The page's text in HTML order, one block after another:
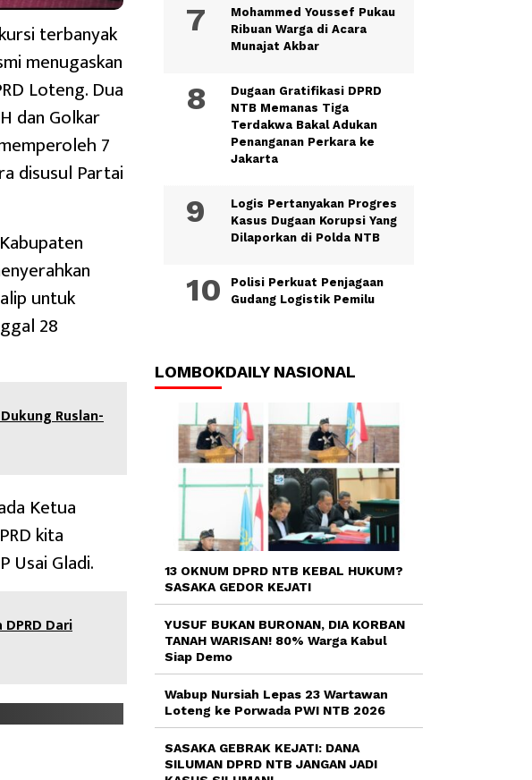
terbanyak
menugaskan
Loteng. Dua
dan Golkar
7
disusul Partai
untuk
28
Ruslan-
Ketua
kita
Usai Gladi.
Dari
Mohammed Youssef Pukau
Ribuan Warga di Acara
Munajat Akbar
Dugaan Gratifikasi DPRD
NTB Memanas Tiga
Terdakwa Bakal Adukan
Penanganan Perkara ke
Jakarta
Logis Pertanyakan Progres
Kasus Dugaan Korupsi Yang
Dilaporkan di Polda NTB
Polisi Perkuat Penjagaan
Gudang Logistik Pemilu
LOMBOKDAILY NASIONAL
13 OKNUM DPRD NTB KEBAL HUKUM?
SASAKA GEDOR KEJATI
YUSUF BUKAN BURONAN, DIA KORBAN
TANAH WARISAN! 80% Warga Kabul
Siap Demo
Wabup Nursiah Lepas 23 Wartawan
Loteng ke Porwada PWI NTB 2026
SASAKA GEBRAK KEJATI: DANA
SILUMAN DPRD NTB JANGAN JADI